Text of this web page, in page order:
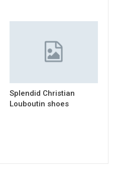
Splendid Christian
Louboutin shoes